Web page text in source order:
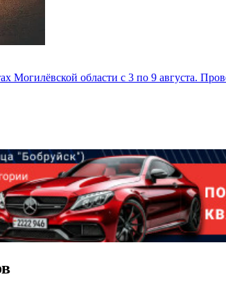
Могилёвской области с 3 по 9 августа.